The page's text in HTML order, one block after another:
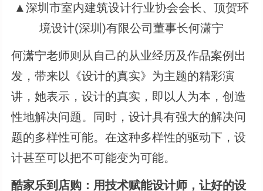
▲深圳市室内建筑设计行业协会会长、顶贺环
境设计(深圳)有限公司董事长何潇宁
何潇宁老师则从自己的从业经历及作品案例出
发，带来以《设计的真实》为主题的精彩演
讲，她表示，设计的真实，即以人为本，创造
性地解决问题。同时，设计具有强大的解决问
题的多样性可能。在这种多样性的驱动下，设
计甚至可以把不可能变为可能。
酷家乐到店购：用技术赋能设计师，让好的设